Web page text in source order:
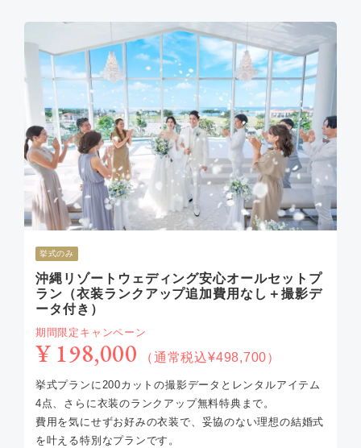
挙式のみ
沖縄リゾートウェディング安心オールセットプ
ラン（衣装ランクアップ追加費用なし＋撮影デ
ータ付き）
期間限定キャンペーン
¥ 198,000 （通常税込¥498,700）
挙式プランに200カットの撮影データとレンタルアイテム
4点、さらに衣装のランクアップ無料特典まで。
費用を気にせずお好みの衣装で、妥協のない理想の結婚式
を叶える特別なプランです。